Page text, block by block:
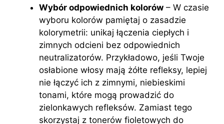
Wybór odpowiednich kolorów – W czasie
wyboru kolorów pamiętaj o zasadzie
kolorymetrii: unikaj łączenia ciepłych i
zimnych odcieni bez odpowiednich
neutralizatorów. Przykładowo, jeśli Twoje
osłabione włosy mają żółte refleksy, lepiej
nie łączyć ich z zimnymi, niebieskimi
tonami, które mogą prowadzić do
zielonkawych refleksów. Zamiast tego
skorzystaj z tonerów fioletowych do